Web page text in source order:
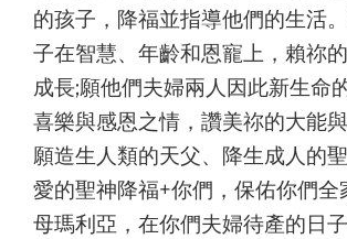
的孩子，降福並指導他們的生活
子在智慧、年齡和恩寵上，賴祢
成長;願他們夫婦兩人因此新生命
喜樂與感恩之情，讚美祢的大能與
願造生人類的天父、降生成人的
愛的聖神降福+你們，保佑你們全
母瑪利亞，在你們夫婦待產的日